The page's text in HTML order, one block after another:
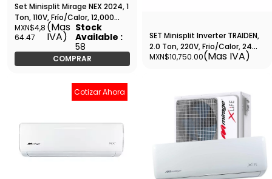
Set Minisplit Mirage NEX 2024, 1
Ton, 110V, Frío/Calor, 12,000
BTU, R410A, Tubería 1/2 1/4 -
SETCHC120T
MXN$4,8
64.47
(Mas
IVA)
Stock
Available :
58
COMPRAR
SET Minisplit Inverter TRAIDEN,
2.0 Ton, 220V, Frio/Calor, 24
SEER, WI-FI Incluido -
MXN$10,750.00(Mas IVA)
Cotizar Ahora